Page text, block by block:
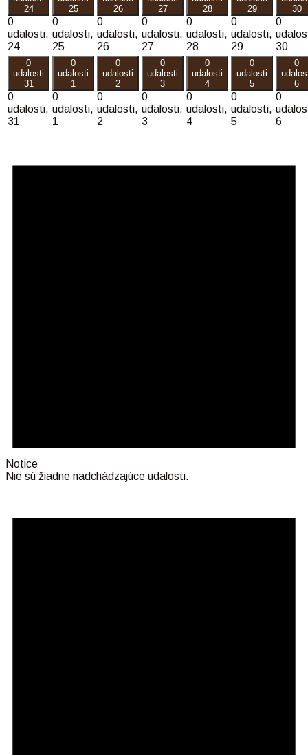
24
0
udalosti,
24
25
0
udalosti,
25
26
0
udalosti,
26
27
0
udalosti,
27
28
0
udalosti,
28
29
0
udalosti,
29
30
0
30
0
udalosti
31
0
udalosti,
31
0
udalosti
1
0
udalosti,
1
0
udalosti
2
0
udalosti,
2
0
udalosti
3
0
udalosti,
3
0
udalosti
4
0
udalosti,
4
0
udalosti
5
0
udalosti,
5
0
6
0
6
Notice
Nie sú žiadne nadchádzajúce udalosti.